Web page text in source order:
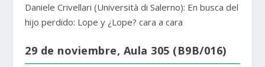
Daniele Crivellari (Università di Salerno): En busca del
hijo perdido: Lope y ¿Lope? cara a cara
29 de noviembre, Aula 305 (B9B/016)